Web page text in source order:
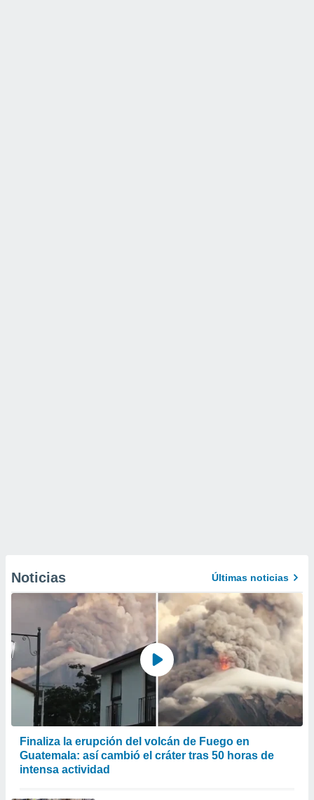
Noticias Últimas noticias
Finaliza la erupción del volcán de Fuego en
Guatemala: así cambió el cráter tras 50 horas de
intensa actividad